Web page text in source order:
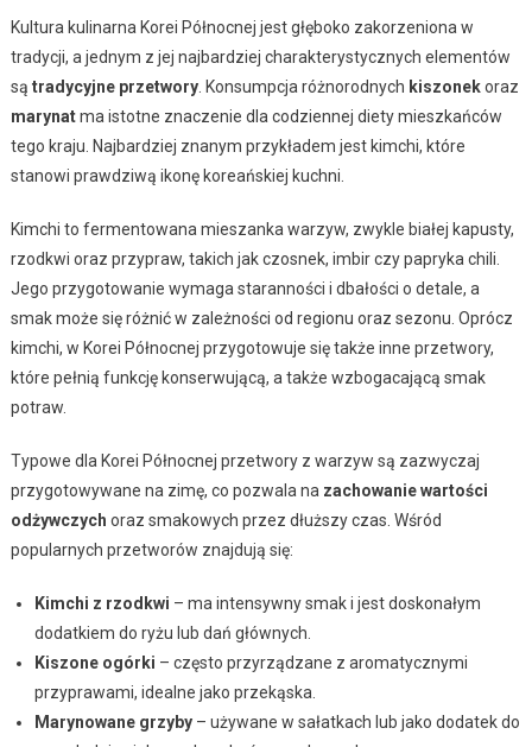
Kultura kulinarna Korei Północnej jest głęboko zakorzeniona w
tradycji, a jednym z jej najbardziej charakterystycznych elementów
są tradycyjne przetwory. Konsumpcja różnorodnych kiszonekoraz
marynatma istotne znaczenie dla codziennej diety mieszkańców
tego kraju. Najbardziej znanym przykładem jest kimchi, które
stanowi prawdziwą ikonę koreańskiej kuchni.
Kimchi to fermentowana mieszanka warzyw, zwykle białej kapusty,
rzodkwi oraz przypraw, takich jak czosnek, imbir czy papryka chili.
Jego przygotowanie wymaga staranności i dbałości o detale, a
smak może się różnić w zależności od regionu oraz sezonu. Oprócz
kimchi, w Korei Północnej przygotowuje się także inne przetwory,
które pełnią funkcję konserwującą, a także wzbogacającą smak
potraw.
Typowe dla Korei Północnej przetwory z warzyw są zazwyczaj
przygotowywane na zimę, co pozwala na zachowanie wartości
odżywczych oraz smakowych przez dłuższy czas. Wśród
popularnych przetworów znajdują się:
Kimchi z rzodkwi – ma intensywny smak i jest doskonałym
dodatkiem do ryżu lub dań głównych.
Kiszone ogórki – często przyrządzane z aromatycznymi
przyprawami, idealne jako przekąska.
Marynowane grzyby– używane w sałatkach lub jako dodatek do